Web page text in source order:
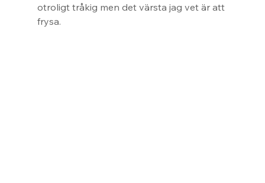
otroligt tråkig men det värsta jag vet är att
frysa.